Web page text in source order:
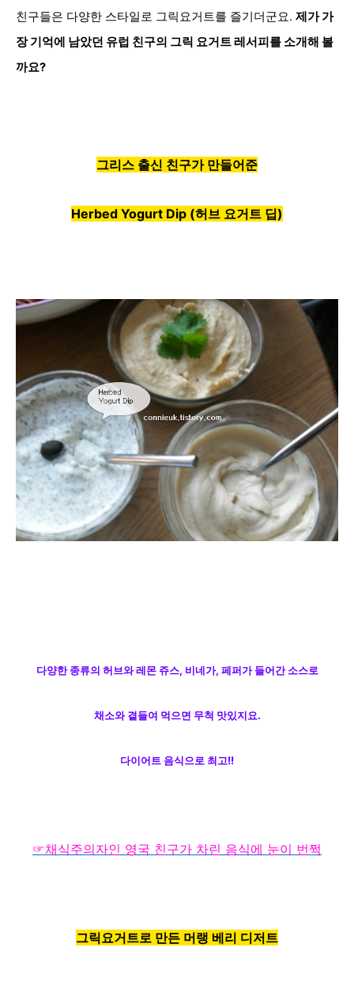
친구들은 다양한 스타일로 그릭요거트를 즐기더군요. 제가 가
장 기억에 남았던 유럽 친구의 그릭 요거트 레서피를 소개해 볼
까요?
그리스 출신 친구가 만들어준
Herbed Yogurt Dip (허브 요거트 딥)
다양한 종류의 허브와 레몬 쥬스, 비네가, 페퍼가 들어간 소스로
채소와 곁들여 먹으면 무척 맛있지요.
다이어트 음식으로 최고!!
☞채식주의자인 영국 친구가 차린 음식에 눈이 번쩍
그릭요거트로 만든 머랭 베리 디저트